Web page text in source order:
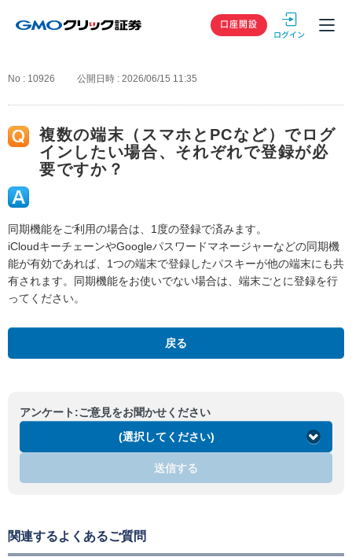
GMOクリック
口座開設
No : 10926 公開日時 : 2026/06/15 11:35
複数の端末（スマホとPCなど）でログ
インしたい場合、それぞれで登録が必
要ですか？
同期機能をご利用の場合は、1度の登録で済みます。
iCloudキーチェーンやGoogleパスワードマネージャーなどの同期機
能が有効であれば、1つの端末で登録したパスキーが他の端末にも共
有されます。同期機能をお使いでない場合は、端末ごとに登録を行
ってください。
戻る
アンケート:ご意見をお聞かせください
(選択してください)
送信する
関連するよくあるご質問